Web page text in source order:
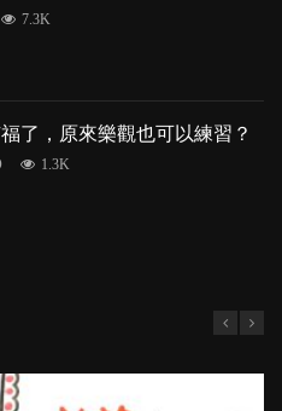
7.3K
了，原來樂觀也可以練習？
1.3K